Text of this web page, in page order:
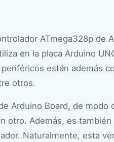
ATmega328p de
en la placa Arduino
están además
otros.
Arduino Board, de modo
otro. Además, es
Naturalmente, esta